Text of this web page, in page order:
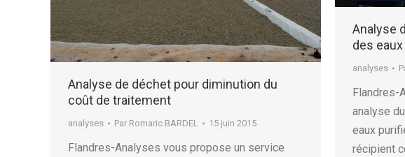
Analyse
des
analyses
Flandres-
analyse
eaux
récipient
Analyse de déchet pour diminution du
coût de traitement
analyses Par Romaric BARDEL 15 juin 2015
Flandres-Analyses vous propose un service